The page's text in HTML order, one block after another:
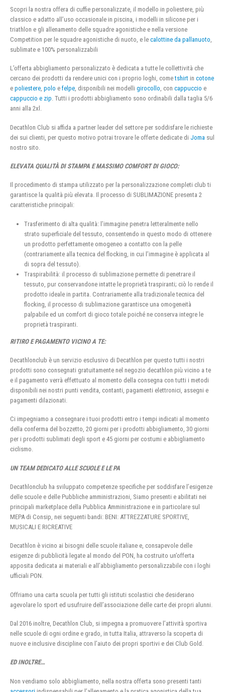
Scopri la nostra offera di cuffie personalizzate, il modello in poliestere, più
classico e adatto all’uso occasionale in piscina, i modelli in silicone per i
triathlon e gli allenamento delle squadre agonistiche e nella versione
Competition per le squadre agonistiche di nuoto, e le calottine da pallanuoto,
sublimate e 100% personalizzabili
L’offerta abbigliamento personalizzato è dedicata a tutte le collettività che
cercano dei prodotti da rendere unici con i proprio loghi, cometshirt in cotone
e poliestere, polo e felpe, disponibili nei modelli girocollo, con cappuccio e
cappuccio e zip. Tutti i prodotti abbigliamento sono ordinabili dalla taglia 5/6
anni alla 2xl.
Decathlon Club si affida a partner leader del settore per soddisfare le richieste
dei sui clienti, per questo motivo potrai trovare le offerte dedicate di Joma sul
nostro sito.
ELEVATA QUALITÀ DI STAMPA E MASSIMO COMFORT DI GIOCO:
Il procedimento di stampa utilizzato per la personalizzazione completi club ti
garantisce la qualità più elevata. Il processo di SUBLIMAZIONE presenta 2
caratteristiche principali:
Trasferimento di alta qualità: l’immagine penetra letteralmente nello
strato superficiale del tessuto, consentendo in questo modo di ottenere
un prodotto perfettamente omogeneo a contatto con la pelle
(contrariamente alla tecnica del flocking, in cui l’immagine è applicata al
di sopra del tessuto).
Traspirabilità: il processo di sublimazione permette di penetrare il
tessuto, pur conservandone intatte le proprietà traspiranti; ciò lo rende il
prodotto ideale in partita. Contrariamente alla tradizionale tecnica del
flocking, il processo di sublimazione garantisce una omogeneità
palpabile ed un comfort di gioco totale poiché ne conserva integre le
proprietà traspiranti.
RITIRO E PAGAMENTO VICINO A TE:
Decathlonclub è un servizio esclusivo di Decathlon per questo tutti i nostri
prodotti sono consegnati gratuitamente nel negozio decathlon più vicino a te
e il pagamento verrà effettuato al momento della consegna con tutti i metodi
disponibili nei nostri punti vendita, contanti, pagamenti elettronici, assegni e
pagamenti dilazionati.
Ci impegniamo a consegnare i tuoi prodotti entro i tempi indicati al momento
della conferma del bozzetto, 20 giorni per i prodotti abbigliamento, 30 giorni
per i prodotti sublimati degli sport e 45 giorni per costumi e abbigliamento
ciclismo.
UN TEAM DEDICATO ALLE SCUOLE E LE PA
Decathlonclub ha sviluppato competenze specifiche per soddisfare l’esigenze
delle scuole e delle Pubbliche amministrazioni, Siamo presenti e abilitati nei
principali marketplace della Pubblica Amministrazione e in particolare sul
MEPA di Consip, nei seguenti bandi: BENI: ATTREZZATURE SPORTIVE,
MUSICALI E RICREATIVE
Decathlon è vicino ai bisogni delle scuole italiane e, consapevole delle
esigenze di pubblicità legate al mondo del PON, ha costruito un’offerta
apposita dedicata ai materiali e all’abbigliamento personalizzabile con i loghi
ufficiali PON.
Offriamo una carta scuola per tutti gli istituti scolastici che desiderano
agevolare lo sport ed usufruire dell’associazione delle carte dei propri alunni.
Dal 2016 inoltre, Decathlon Club, si impegna a promuovere l’attività sportiva
nelle scuole di ogni ordine e grado, in tutta Italia, attraverso la scoperta di
nuove e inclusive discipline con l’aiuto dei propri sportivi e dei Club Gold.
ED INOLTRE…
Non vendiamo solo abbigliamento, nella nostra offerta sono presenti tanti